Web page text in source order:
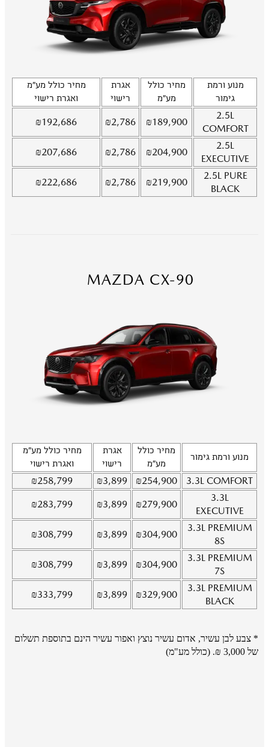
מנוע ורמת
גימור
מחיר כולל
מע"מ
אגרת
רישוי
מחיר כולל מע"מ
ואגרת רישוי
2.5L
COMFORT
₪189,900
₪2,786
₪192,686
2.5L
EXECUTIVE
₪204,900
₪2,786
₪207,686
2.5L PURE
BLACK
₪ 219,900
₪2,786
₪222,686
MAZDA CX-90
מנוע ורמת גימור
מחיר כולל
מע"מ
אגרת
רישוי
מחיר כולל מע"מ
ואגרת רישוי
3.3L COMFORT
₪254,900
₪3,899
₪258,799
3.3L
EXECUTIVE
₪279,900
₪3,899
₪283,799
3.3L PREMIUM
8S
₪304,900
₪3,899
₪308,799
3.3L PREMIUM
7S
₪304,900
₪3,899
₪308,799
3.3L PREMIUM
BLACK
₪329,900
₪3,899
₪333,799
* צבע לבן עשיר, אדום עשיר נוצץ ואפור עשיר הינם בתוספת תשלום
של 3,000 ₪. (כולל מע"מ)